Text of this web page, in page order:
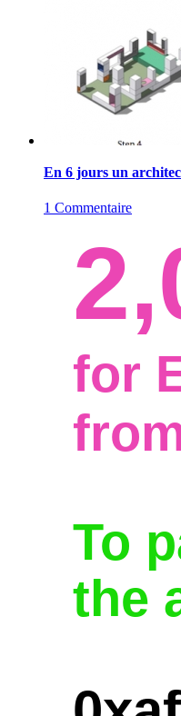
En 6 jours un
1 Commentaire